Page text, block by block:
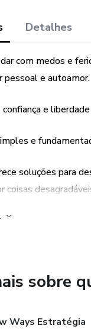
o
mudar
Este
Detalhes
com medos e
pessoal e autoamor.
e
e
soluções para
coisas
de atitude,
sobre
Ways Estratégia